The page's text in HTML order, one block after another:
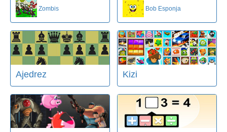
Zombis
Ajedrez
Bob Esponja
Kizi